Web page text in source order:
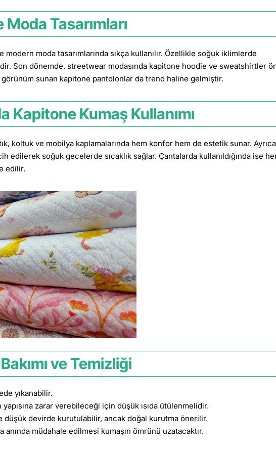
Tasarımları
moda tasarımlarında sıkça kullanılır. Özellikle soğuk iklimlerde
Son dönemde, streetwear modasında kapitone hoodie ve sweatshirtler
görünüm sunan kapitone pantolonlar da trend haline gelmiştir.
Kapitone Kumaş Kullanımı
koltuk ve mobilya kaplamalarında hem konfor hem de estetik sunar. Ayrıca
edilerek soğuk gecelerde sıcaklık sağlar. Çantalarda kullanıldığında ise
edilir.
ve Temizliği
yıkanabilir.
yapısına zarar verebileceği için düşük ısıda ütülenmelidir.
düşük devirde kurutulabilir, ancak doğal kurutma önerilir.
anında müdahale edilmesi kumaşın ömrünü uzatacaktır.